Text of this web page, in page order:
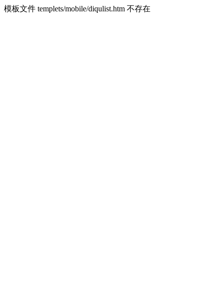
模板文件 templets/mobile/diqulist.htm 不存在